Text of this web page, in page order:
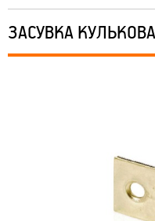
ЗАСУВКА